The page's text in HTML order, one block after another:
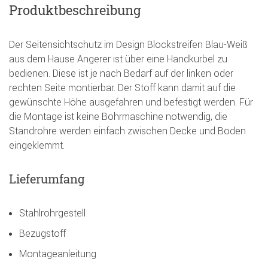
Produktbeschreibung
Der Seitensichtschutz im Design Blockstreifen Blau-Weiß
aus dem Hause Angerer ist über eine Handkurbel zu
bedienen. Diese ist je nach Bedarf auf der linken oder
rechten Seite montierbar. Der Stoff kann damit auf die
gewünschte Höhe ausgefahren und befestigt werden. Für
die Montage ist keine Bohrmaschine notwendig, die
Standrohre werden einfach zwischen Decke und Boden
eingeklemmt.
Lieferumfang
Stahlrohrgestell
Bezugstoff
Montageanleitung